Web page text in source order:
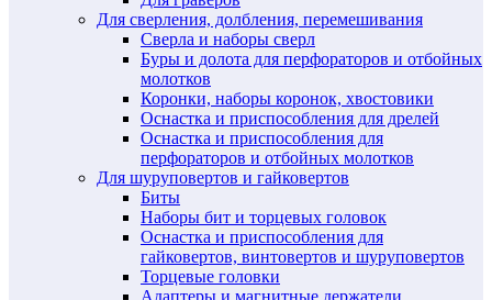
Для сверления, долбления, перемешивания
Сверла и наборы сверл
Буры и долота для перфораторов и отбойных
молотков
Коронки, наборы коронок, хвостовики
Оснастка и приспособления для дрелей
Оснастка и приспособления для
перфораторов и отбойных молотков
Для шуруповертов и гайковертов
Биты
Наборы бит и торцевых головок
Оснастка и приспособления для
гайковертов, винтовертов и шуруповертов
Торцевые головки
Адаптеры и магнитные держатели